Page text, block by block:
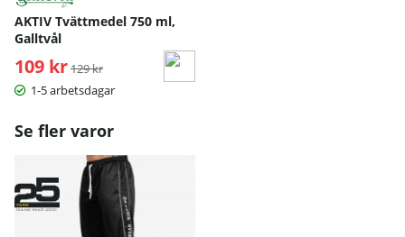
AKTIV Tvättmedel 750 ml,
Galltvål
109 kr Ordinarie pris:
129 kr
1-5 arbetsdagar
Se fler varor